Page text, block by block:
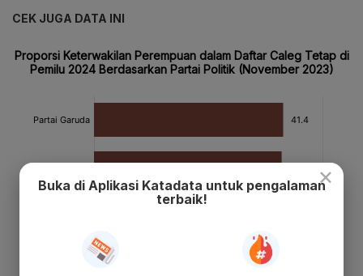
CEK JUGA DATA INI
×
Buka di Aplikasi Katadata untuk pengalaman
terbaik!